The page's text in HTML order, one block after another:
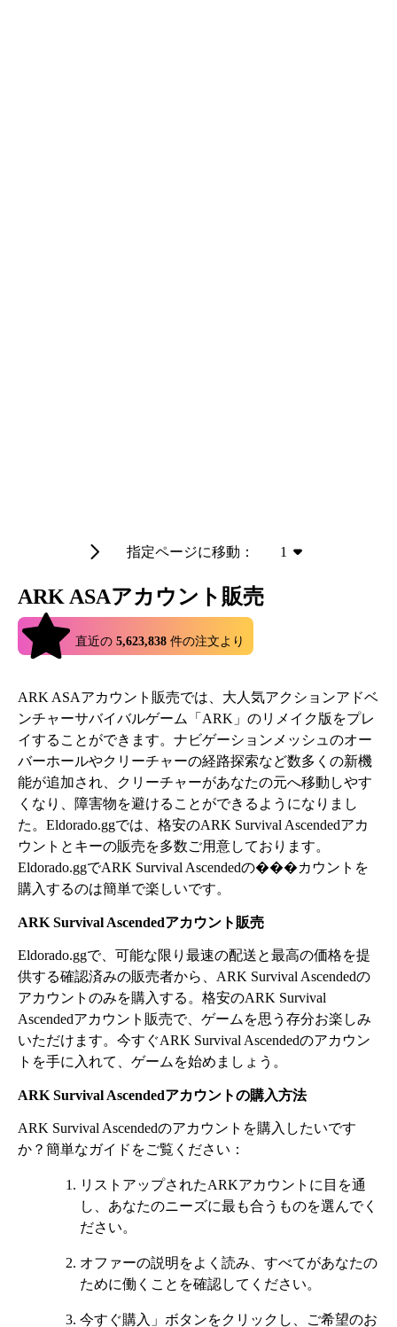
指定ページに移動： 1
ARK ASAアカウント販売
直近の 5,623,838 件の注文より
ARK ASAアカウント販売では、大人気アクションアドベ
ンチャーサバイバルゲーム「ARK」のリメイク版をプレ
イすることができます。ナビゲーションメッシュのオー
バーホールやクリーチャーの経路探索など数多くの新機
能が追加され、クリーチャーがあなたの元へ移動しやす
くなり、障害物を避けることができるようになりまし
た。Eldorado.ggでは、格安のARK Survival Ascendedアカ
ウントとキーの販売を多数ご用意しております。
Eldorado.ggでARK Survival Ascendedの���カウントを
購入するのは簡単で楽しいです。
ARK Survival Ascendedアカウント販売
Eldorado.ggで、可能な限り最速の配送と最高の価格を提
供する確認済みの販売者から、ARK Survival Ascendedの
アカウントのみを購入する。格安のARK Survival
Ascendedアカウント販売で、ゲームを思う存分お楽しみ
いただけます。今すぐARK Survival Ascendedのアカウン
トを手に入れて、ゲームを始めましょう。
ARK Survival Ascendedアカウントの購入方法
ARK Survival Ascendedのアカウントを購入したいです
か？簡単なガイドをご覧ください：
リストアップされたARKアカウントに目を通
し、あなたのニーズに最も合うものを選んでく
ださい。
オファーの説明をよく読み、すべてがあなたの
ために働くことを確認してください。
今すぐ購入」ボタンをクリックし、ご希望のお